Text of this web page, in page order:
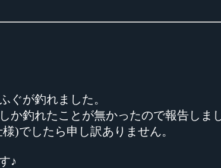
ぐが釣れました。
か釣れたことが無かったので報告しま
)でしたら申し訳ありません。
♪